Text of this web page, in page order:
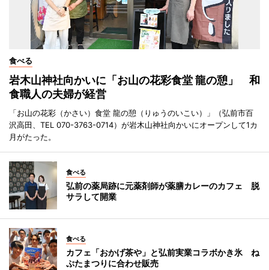
食べる
岩木山神社向かいに「お山の花彩食堂 龍の憩」 和
食職人の夫婦が経営
「お山の花彩（かさい）食堂 龍の憩（りゅうのいこい）」（弘前市百
沢高田、TEL 070-3763-0714）が岩木山神社向かいにオープンして1カ
月がたった。
食べる
弘前の薬局跡に元薬剤師が薬膳カレーのカフェ 脱
サラして開業
食べる
カフェ「おかげ茶や」と弘前実業コラボかき氷 ね
ぷたまつりに合わせ販売